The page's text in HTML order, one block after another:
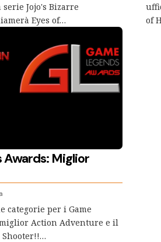
Jojo's Bizarre
Eyes of…
of
Awards: Miglior
categorie per i Game
Action Adventure e il